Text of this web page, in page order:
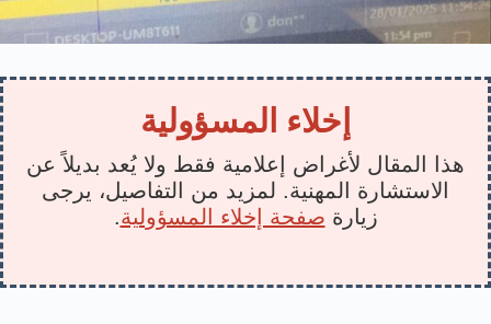
إخلاء المسؤولية
هذا المقال لأغراض إعلامية فقط ولا يُعد بديلاً عن
الاستشارة المهنية. لمزيد من التفاصيل، يرجى
زيارة صفحة إخلاء المسؤولية.